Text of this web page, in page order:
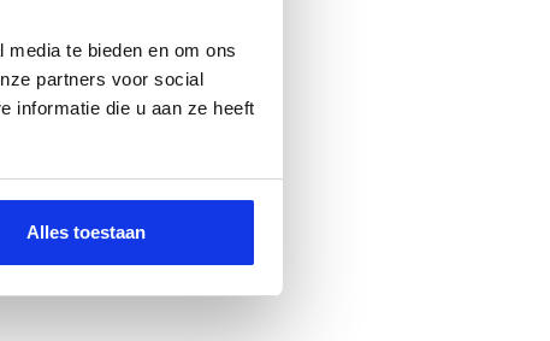
te bieden en om ons
partners voor social
informatie die u aan ze heeft
Alles toestaan